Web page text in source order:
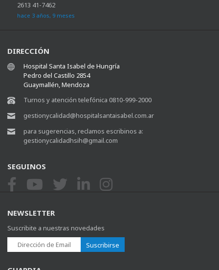
2613 41-7462
hace 3 años, 9 meses
DIRECCIÓN
Hospital Santa Isabel de Hungría
Pedro del Castillo 2854
Guaymallén, Mendoza
Turnos y atención telefónica 0810-999-2000
gestionycalidad@hospitalsantaisabel.com.ar
para sugerencias, reclamos escribinos a:
gestionycalidadhsih@gmail.com
SEGUINOS
NEWSLETTER
Suscribite a nuestras novedades
Suscribirse